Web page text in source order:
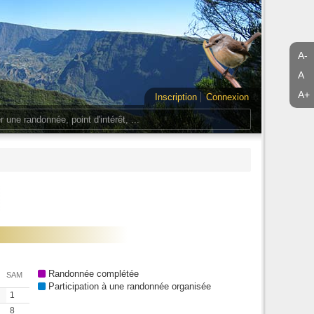
A-
A
A+
Inscription
Connexion
SAM
1
8
Randonnée complétée
Participation à une randonnée organisée